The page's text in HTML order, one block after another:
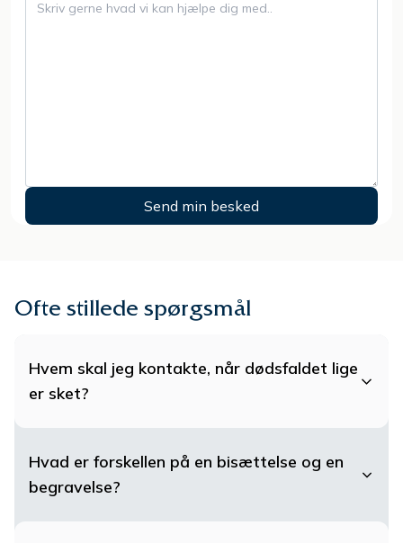
Ofte stillede spørgsmål
Hvem skal jeg kontakte, når dødsfaldet lige
er sket?
Hvad er forskellen på en bisættelse og en
begravelse?